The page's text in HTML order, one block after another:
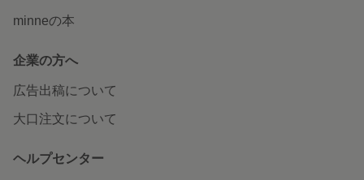
minneの本
企業の方へ
広告出稿について
大口注文について
ヘルプセンター